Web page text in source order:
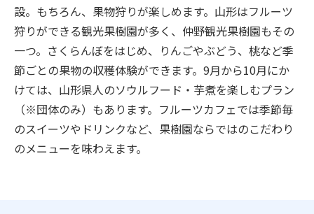
設。もちろん、果物狩りが楽しめます。山形はフルーツ
狩りができる観光果樹園が多く、仲野観光果樹園もその
一つ。さくらんぼをはじめ、りんごやぶどう、桃など季
節ごとの果物の収穫体験ができます。9月から10月にか
けては、山形県人のソウルフード・芋煮を楽しむプラン
（※団体のみ）もあります。フルーツカフェでは季節毎
のスイーツやドリンクなど、果樹園ならではのこだわり
のメニューを味わえます。